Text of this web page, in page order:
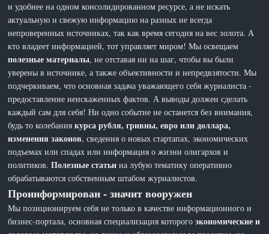
и удобнее на одном консолидированном ресурсе, а не искать
актуальную и свежую информацию на разных не всегда
непроверенных источниках, так как время сегодня на вес золота. А
кто владеет информацией, тот управляет миром! Мы освещаем
полезные материалы, не отставая ни на шаг, чтобы вы были
уверены в источнике, а также объективности и непредвзятости. Мы
подчеркиваем, что основная задача уважающего себя журналиста -
предоставление неискаженных фактов. А выводы должен сделать
каждый сам для себя! Ни одно событие не останется без внимания,
будь то колебаниякурса рубля, гривны, евро или доллара,
изменения законов, сведения о новых стартапах, экономических
подъемах или спадах или информация о жизни олигархов и
политиков.Полезные статьи на лубую тематику оперативно
обрабатываются собственным штабом журналистов.
Проинформирован - значит вооружен
Мы позиционируем себя не только в качестве информационного и
бизнес-портала, основная специализация которогоэкономические и